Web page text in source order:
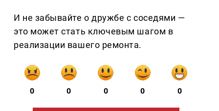
И не забывайте о дружбе с соседями —
это может стать ключевым шагом в
реализации вашего ремонта.
0 0 0 0 0